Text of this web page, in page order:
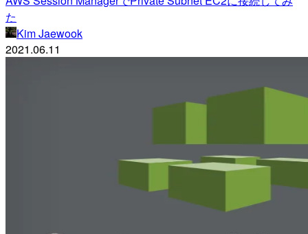
た
Kim Jaewook
2021.06.11